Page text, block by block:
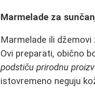
Marmelade za
Marmelade ili
Ovi preparati, obično
podstiču prirodnu
istovremeno neguju